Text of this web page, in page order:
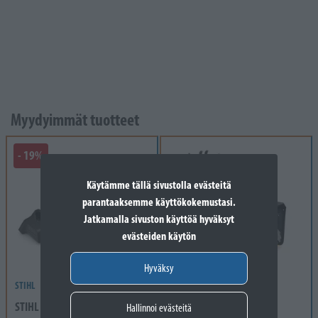
Käytämme tällä sivustolla evästeitä
parantaaksemme käyttökokemustasi.
Jatkamalla sivuston käyttöä hyväksyt
evästeiden käytön
Hyväksy
Hallinnoi evästeitä
Myydyimmät tuotteet
- 19%
STIHL
STIHL GTA 26 SET
STIGA
STIGA ST 4262 P WS 210